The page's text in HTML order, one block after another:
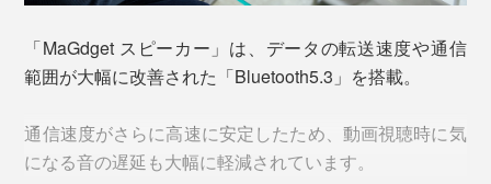
ス、外出先など、さまざまなシーンで活躍しそうです。
ムと、鉄やホウ素などを原料に使った磁石。
すると、その強さは約10倍！だから、 iPhone 14
ProMaxに吸着させても、その重さを支えることができ
「MaGdget スピーカー」は、データの転送速度や通信
範囲が大幅に改善された「Bluetooth5.3」を搭載。
通信速度がさらに高速に安定したため、動画視聴時に気
になる音の遅延も大幅に軽減されています。